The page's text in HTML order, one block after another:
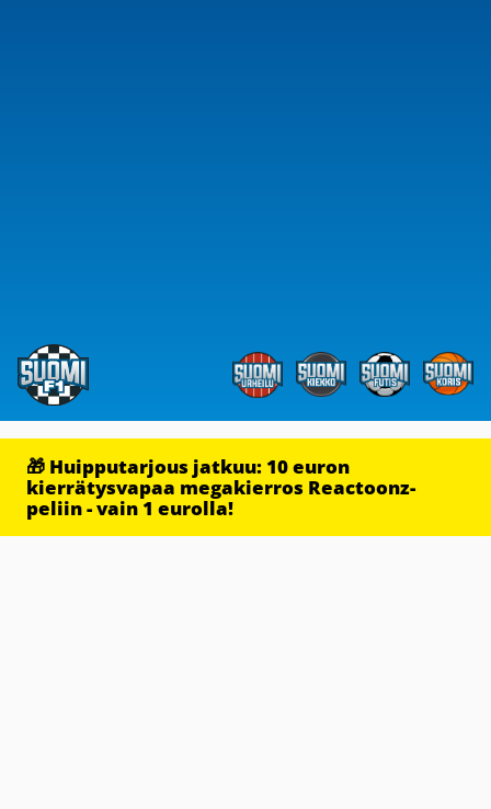
🎁 Huipputarjous jatkuu: 10 euron
kierrätysvapaa megakierros Reactoonz-
peliin - vain 1 eurolla!